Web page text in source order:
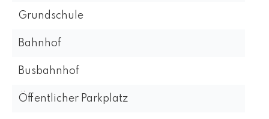
Grundschule
Bahnhof
Busbahnhof
Öffentlicher Parkplatz